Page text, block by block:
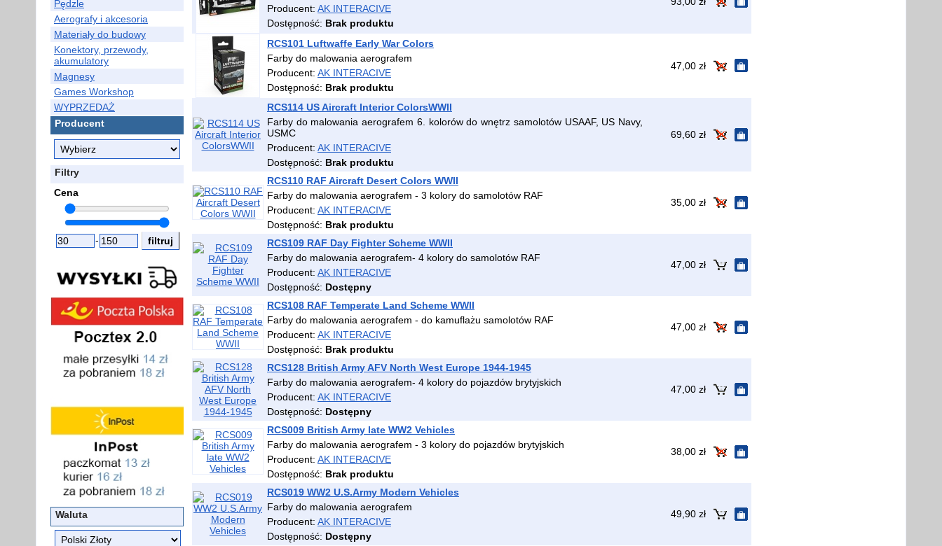
Pędzle
Aerografy i akcesoria
Materiały do budowy
Konektory, przewody,
akumulatory
Magnesy
Games Workshop
WYPRZEDAŻ
Producent
Filtry
Cena
-
Waluta
Producent: AK INTERACIVE
Dostępność: Brak produktu
RCS101 Luftwaffe Early War Colors
Farby do malowania aerografem
Producent: AK INTERACIVE
Dostępność: Brak produktu
47,00 zł
RCS114 US Aircraft Interior ColorsWWII
Farby do malowania aerografem 6. kolorów do wnętrz samolotów USAAF, US Navy,
USMC
Producent: AK INTERACIVE
Dostępność: Brak produktu
69,60 zł
RCS110 RAF Aircraft Desert Colors WWII
Farby do malowania aerografem - 3 kolory do samolotów RAF
Producent: AK INTERACIVE
Dostępność: Brak produktu
35,00 zł
RCS109 RAF Day Fighter Scheme WWII
Farby do malowania aerografem- 4 kolory do samolotów RAF
Producent: AK INTERACIVE
Dostępność: Dostępny
47,00 zł
RCS108 RAF Temperate Land Scheme WWII
Farby do malowania aerografem - do kamuflażu samolotów RAF
Producent: AK INTERACIVE
Dostępność: Brak produktu
47,00 zł
RCS128 British Army AFV North West Europe 1944-1945
Farby do malowania aerografem- 4 kolory do pojazdów brytyjskich
Producent: AK INTERACIVE
Dostępność: Dostępny
47,00 zł
RCS009 British Army late WW2 Vehicles
Farby do malowania aerografem - 3 kolory do pojazdów brytyjskich
Producent: AK INTERACIVE
Dostępność: Brak produktu
38,00 zł
RCS019 WW2 U.S.Army Modern Vehicles
Farby do malowania aerografem
Producent: AK INTERACIVE
Dostępność: Dostępny
49,90 zł